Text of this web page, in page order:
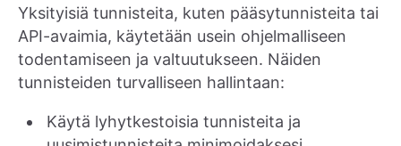
Yksityisiä tunnisteita, kuten pääsytunnisteita tai
API-avaimia, käytetään usein ohjelmalliseen
todentamiseen ja valtuutukseen. Näiden
tunnisteiden turvalliseen hallintaan:
Käytä lyhytkestoisia tunnisteita ja